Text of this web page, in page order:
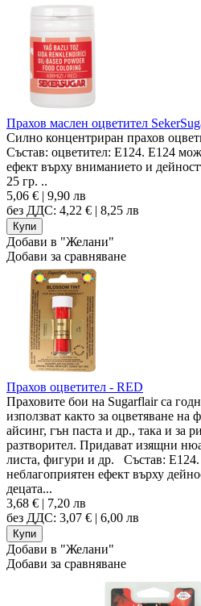
Прахов маслен оцветител
Силно концентриран прахов
Състав: оцветител: E124. Е124
ефект върху вниманието и
25 гр. ..
5,06 € | 9,90 лв
без ДДС: 4,22 € | 8,25 лв
Добави в "Желани"
Добави за сравняване
Прахов оцветител - RED
Праховите бои на Sugarflair са
използват както за оцветяване
айсинг, гън паста и др., така и за
разтворител. Придават изящни
листа, фигури и др. Състав:
неблагоприятен ефект върху
децата...
3,68 € | 7,20 лв
без ДДС: 3,07 € | 6,00 лв
Добави в "Желани"
Добави за сравняване